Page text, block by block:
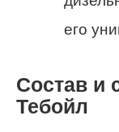
его
Состав и
Тебойл